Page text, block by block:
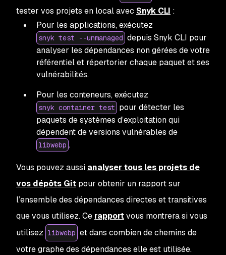
tester vos projets en local avec Snyk CLI :
Pour les applications, exécutez
snyk test --unmanaged depuis Snyk CLI pour
analyser les dépendances non gérées de votre
référentiel et répertorier chaque paquet et ses
vulnérabilités.
Pour les conteneurs, exécutez
snyk container test pour détecter les
paquets de systèmes d’exploitation qui
dépendent de versions vulnérables de
libwebp .
Vous pouvez aussi analyser tous les projets de
vos dépôts Git pour obtenir un rapport sur
l’ensemble des dépendances directes et transitives
que vous utilisez. Ce rapportvous montrera si vous
utilisez libwebp et dans combien de chemins de
votre graphe des dépendances elle est utilisée.